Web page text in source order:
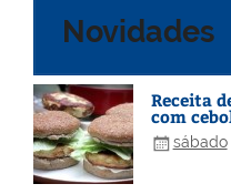
Novidades
Receita
com
sábado